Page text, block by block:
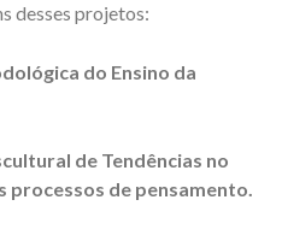
desses projetos:
do Ensino da
de Tendências no
processos de pensamento.